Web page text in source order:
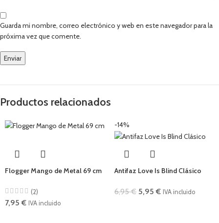
Guarda mi nombre, correo electrónico y web en este navegador para la
próxima vez que comente.
Productos relacionados
Flogger Mango de Metal 69 cm
(2)
7,95€ IVA incluido
-14%
Antifaz Love Is Blind Clásico
6,95€ 5,95€ IVA incluido